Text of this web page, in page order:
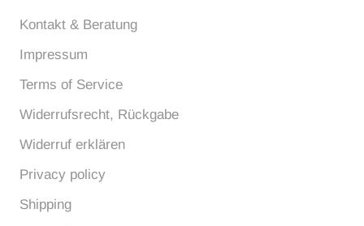
Kontakt & Beratung
Impressum
Terms of Service
Widerrufsrecht, Rückgabe
Widerruf erklären
Privacy policy
Shipping